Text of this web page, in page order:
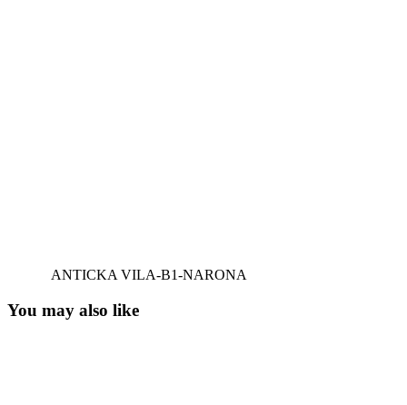
ANTICKA VILA-B1-NARONA
You may also like